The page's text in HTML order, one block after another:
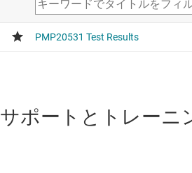
サポートとトレーニ